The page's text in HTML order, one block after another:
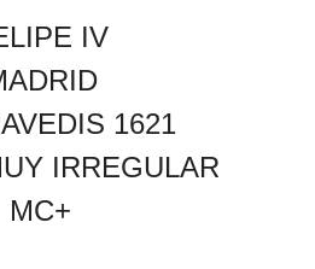
IV
1621
IRREGULAR
MC+